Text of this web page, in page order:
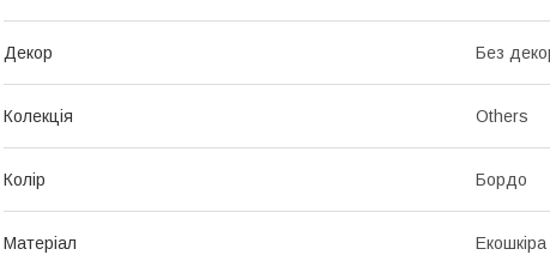
Декор Без
Колекція Others
Колір Бордо
Матеріал Екошкіра